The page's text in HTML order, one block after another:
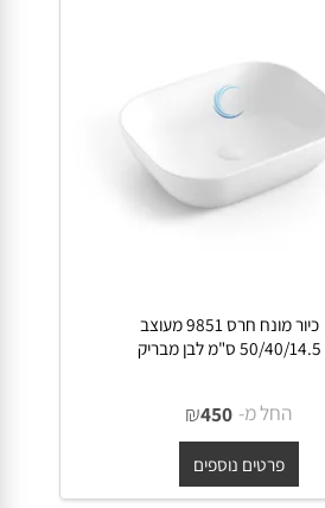
כיור מונח חרס 9851 מעוצב